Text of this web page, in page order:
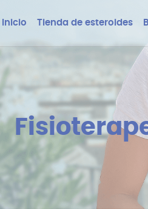
Inicio Tienda de esteroides